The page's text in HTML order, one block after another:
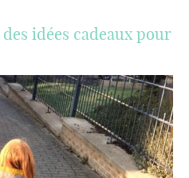
idées cadeaux pour